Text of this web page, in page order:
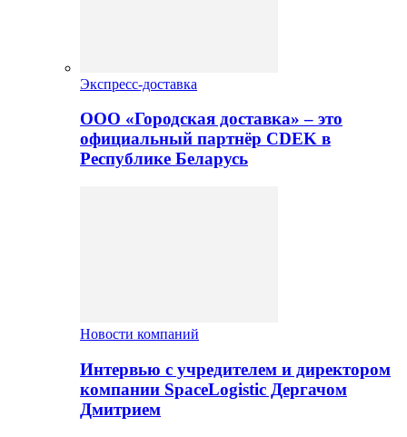
Экспресс-доставка
ООО «Городская доставка» – это
официальный партнёр CDEK в
Республике Беларусь
Новости компаний
Интервью с учредителем и директором
компании SpaceLogistic Дергачом
Дмитрием